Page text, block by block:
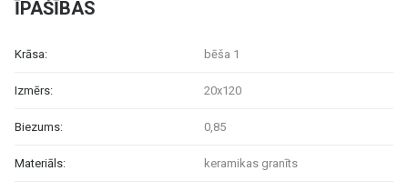
ĪPAŠĪBAS
Krāsa: bēša 1
Izmērs: 20x120
Biezums: 0,85
Materiāls: keramikas granīts